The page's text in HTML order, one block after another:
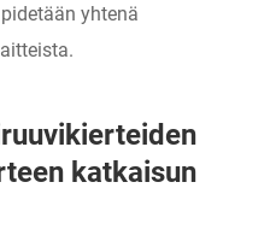
yhtenä
katkaisun